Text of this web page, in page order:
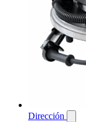
Dirección